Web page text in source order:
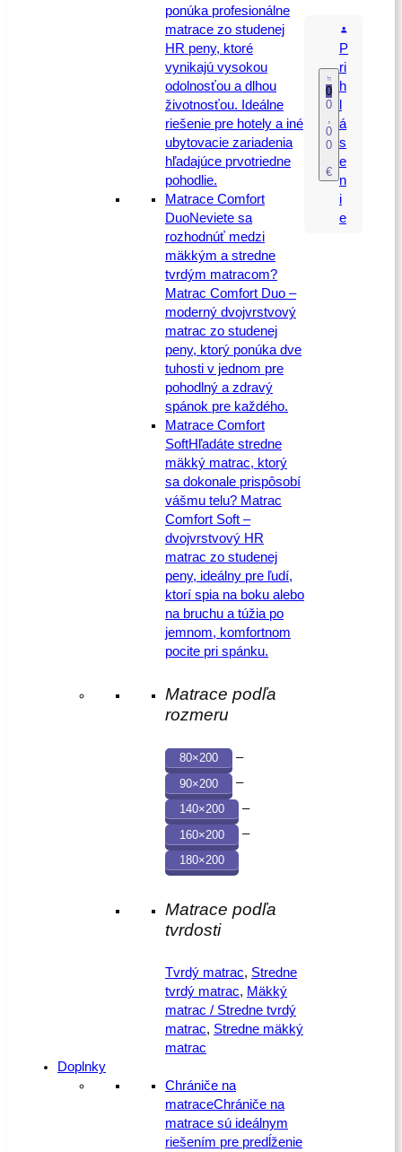
ponúka profesionálne
matrace zo studenej
HR peny, ktoré
vynikajú vysokou
odolnosťou a dlhou
životnosťou. Ideálne
riešenie pre hotely a iné
ubytovacie zariadenia
hľadajúce prvotriedne
pohodlie.
Matrace Comfort
DuoNeviete sa
rozhodnúť medzi
mäkkým a stredne
tvrdým matracom?
Matrac Comfort Duo –
moderný dvojvrstvový
matrac zo studenej
peny, ktorý ponúka dve
tuhosti v jednom pre
pohodlný a zdravý
spánok pre každého.
Matrace Comfort
SoftHľadáte stredne
mäkký matrac, ktorý
sa dokonale prispôsobí
vášmu telu? Matrac
Comfort Soft –
dvojvrstvový HR
matrac zo studenej
peny, ideálny pre ľudí,
ktorí spia na boku alebo
na bruchu a túžia po
jemnom, komfortnom
pocite pri spánku.
Matrace podľa
rozmeru
80×200 –
90×200 –
140×200 –
160×200 –
180×200
Matrace podľa
tvrdosti
Tvrdý matrac, Stredne
tvrdý matrac, Mäkký
matrac / Stredne tvrdý
matrac, Stredne mäkký
matrac
Doplnky
Chrániče na
matraceChrániče na
matrace sú ideálnym
riešením pre predĺženie
0
0
0
0
€
P
ri
h
á
s
e
n
i
e